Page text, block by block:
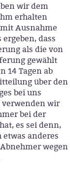
wir dem
erhalten
Ausnahme
dass
als die von
gewählt
14 Tagen ab
über den
bei uns
verwenden wir
bei der
es sei denn,
anderes
wegen